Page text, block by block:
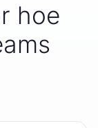
hoe